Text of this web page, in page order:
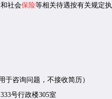
社会保险等相关待遇按有关规定执
咨询问题，不接收简历）
号行政楼305室